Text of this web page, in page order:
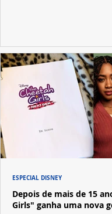
Depois de mais de 15
Girls" ganha uma nova
ESPECIAL DISNEY